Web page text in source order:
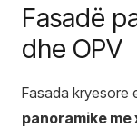
Fasadë
dhe OPV
Fasada kryesore
panoramike me